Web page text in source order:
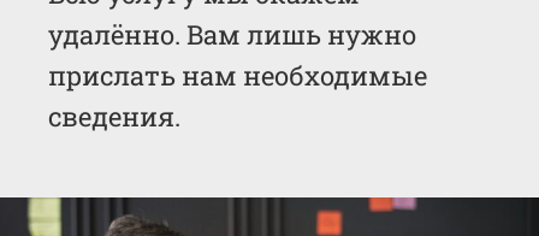
удалённо. Вам лишь нужно
прислать нам необходимые
сведения.